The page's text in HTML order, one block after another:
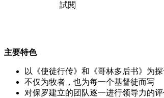
試閱
主要特色
以《使徒行传》和《哥林多后书》为
不仅为牧者，也为每一个基督徒而写
对保罗建立的团队逐一进行领导力的